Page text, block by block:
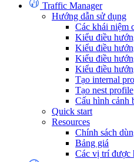
Traffic Manager
Hướng dẫn sử dụng
Các khái niệm
Kiểu điều
Kiểu điều
Kiểu điều
Kiểu điều
Tạo internal
Tạo nest profile
Cấu hình cảnh
Quick start
Resources
Chính sách
Bảng giá
Các vị trí được